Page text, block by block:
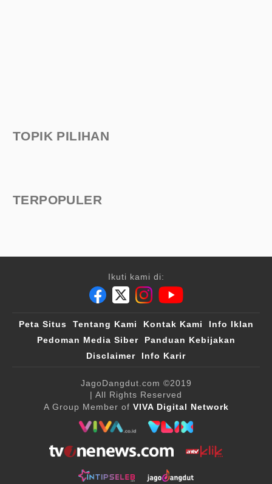
TOPIK PILIHAN
TERPOPULER
Ikuti kami di:
Peta Situs Tentang Kami Kontak Kami
Info Iklan
Pedoman Media Siber
Panduan Kebijakan
Disclaimer
Info Karir
JagoDangdut.com ©2019
| All Rights Reserved
A Group Member of VIVA Digital Network